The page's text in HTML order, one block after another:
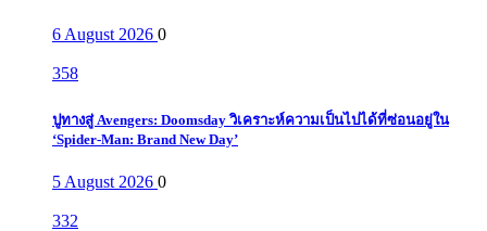
6 August 2026 0
358
ปูทางสู่ Avengers: Doomsday วิเคราะห์ความเป็นไปได้ที่ซ่อนอยู่ใน
‘Spider-Man: Brand New Day’
5 August 2026 0
332